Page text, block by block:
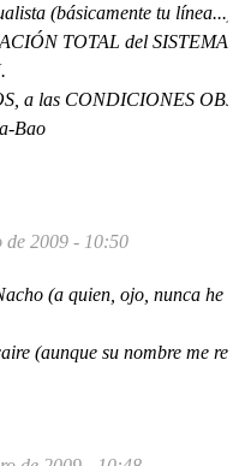
(básicamente tu línea...)
TOTAL del SISTEMA
a las CONDICIONES
Bao
de 2009 - 10:50
(a quien, ojo, nunca he
(aunque su nombre me